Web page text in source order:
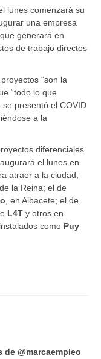
lunes comenzará su
una empresa
generará en
de trabajo directos
“son la
“todo lo que
presentó el COVID
a la
diferenciales
el lunes en
atraer a la ciudad;
la Reina; el de
, en Albacete; el de
L4T y otros en
como Puy
de @marcaempleo